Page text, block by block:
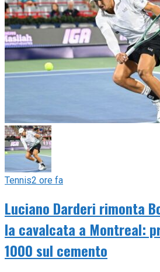
Tennis2 ore fa
Luciano Darderi rimonta
la cavalcata a Montreal:
1000 sul cemento